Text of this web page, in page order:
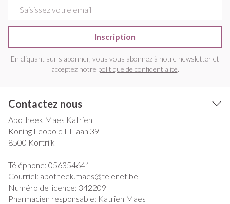
Inscription
En cliquant sur s'abonner, vous vous abonnez à notre newsletter et
acceptez notre politique de confidentialité.
Contactez nous
Apotheek Maes Katrien
Koning Leopold III-laan 39
8500 Kortrijk
Téléphone: 056354641
Courriel: apotheek.maes@telenet.be
Numéro de licence: 342209
Pharmacien responsable: Katrien Maes